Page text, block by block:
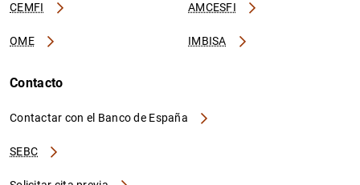
CEMFI AMCESFI
OME IMBISA
Contacto
Contactar con el Banco de España
SEBC